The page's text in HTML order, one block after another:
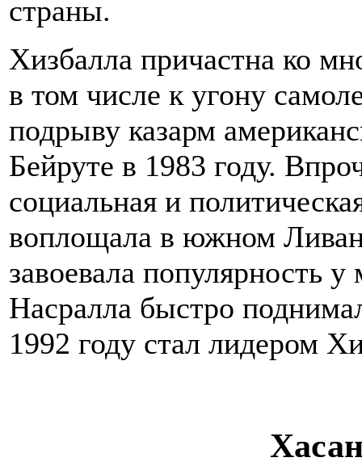
страны.
Хизбалла причастна ко
в том числе к угону
подрыву казарм
Бейруте в 1983 году.
социальная и
воплощала в южном
завоевала популярность
Насралла быстро
1992 году стал лидером